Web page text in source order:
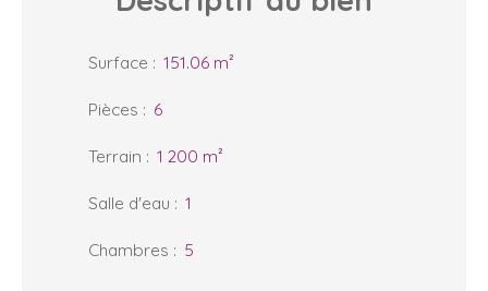
Surface : 151.06 m²
Pièces : 6
Terrain : 1 200 m²
Salle d'eau : 1
Chambres : 5